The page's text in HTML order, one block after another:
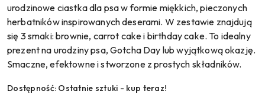
urodzinowe ciastka dla psa w formie miękkich, pieczonych
herbatników inspirowanych deserami. W zestawie znajdują
się 3 smaki: brownie, carrot cake i birthday cake. To idealny
prezent na urodziny psa, Gotcha Day lub wyjątkową okazję.
Smaczne, efektowne i stworzone z prostych składników.
Dostępność: Ostatnie sztuki - kup teraz!